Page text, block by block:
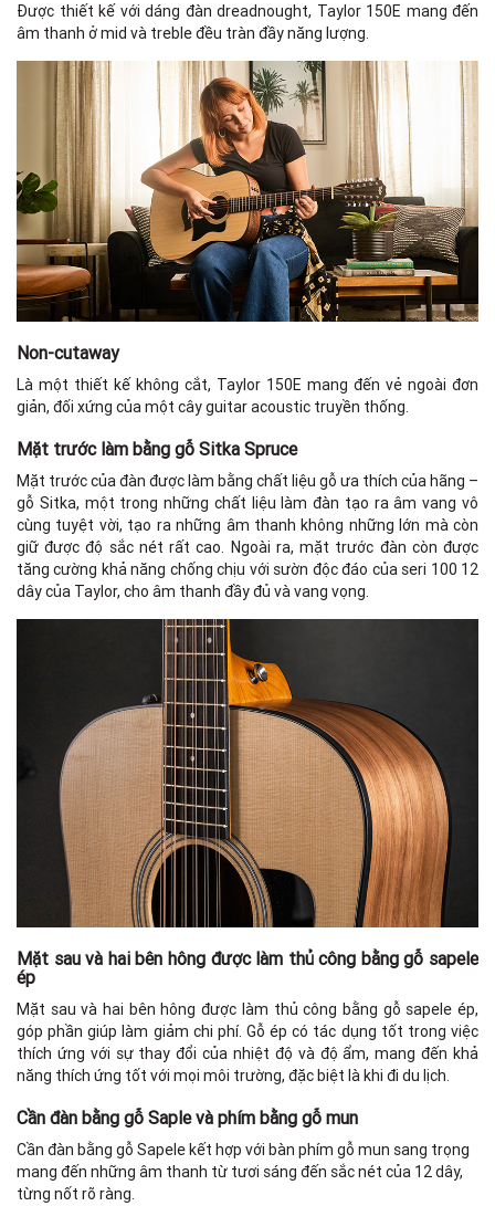
Được thiết kế với dáng đàn dreadnought, Taylor 150E mang đến
âm thanh ở mid và treble đều tràn đầy năng lượng.
Non-cutaway
Là một thiết kế không cắt, Taylor 150E mang đến vẻ ngoài đơn
giản, đối xứng của một cây guitar acoustic truyền thống.
Mặt trước làm bằng gỗ Sitka Spruce
Mặt trước của đàn được làm bằng chất liệu gỗ ưa thích của hãng –
gỗ Sitka, một trong những chất liệu làm đàn tạo ra âm vang vô
cùng tuyệt vời, tạo ra những âm thanh không những lớn mà còn
giữ được độ sắc nét rất cao. Ngoài ra, mặt trước đàn còn được
tăng cường khả năng chống chịu với sườn độc đáo của seri 100 12
dây của Taylor, cho âm thanh đầy đủ và vang vọng.
Mặt sau và hai bên hông được làm thủ công bằng gỗ sapele
ép
Mặt sau và hai bên hông được làm thủ công bằng gỗ sapele ép,
góp phần giúp làm giảm chi phí. Gỗ ép có tác dụng tốt trong việc
thích ứng với sự thay đổi của nhiệt độ và độ ẩm, mang đến khả
năng thích ứng tốt với mọi môi trường, đặc biệt là khi đi du lịch.
Cần đàn bằng gỗ Saple và phím bằng gỗ mun
Cần đàn bằng gỗ Sapele kết hợp với bàn phím gỗ mun sang trọng
mang đến những âm thanh từ tươi sáng đến sắc nét của 12 dây,
từng nốt rõ ràng.